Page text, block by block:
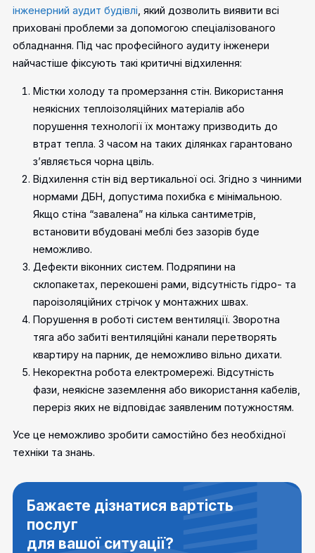
інженерний аудит будівлі , який дозволить виявити всі
приховані проблеми за допомогою спеціалізованого
обладнання. Під час професійного аудиту інженери
найчастіше фіксують такі критичні відхилення:
Містки холоду та промерзання стін. Використання
неякісних теплоізоляційних матеріалів або
порушення технології їх монтажу призводить до
втрат тепла. З часом на таких ділянках гарантовано
з’являється чорна цвіль.
Відхилення стін від вертикальної осі. Згідно з чинними
нормами ДБН, допустима похибка є мінімальною.
Якщо стіна “завалена” на кілька сантиметрів,
встановити вбудовані меблі без зазорів буде
неможливо.
Дефекти віконних систем. Подряпини на
склопакетах, перекошені рами, відсутність гідро- та
пароізоляційних стрічок у монтажних швах.
Порушення в роботі систем вентиляції. Зворотна
тяга або забиті вентиляційні канали перетворять
квартиру на парник, де неможливо вільно дихати.
Некоректна робота електромережі. Відсутність
фази, неякісне заземлення або використання кабелів,
переріз яких не відповідає заявленим потужностям.
Усе це неможливо зробити самостійно без необхідної
техніки та знань.
Бажаєте дізнатися вартість
послуг
для вашої ситуації?